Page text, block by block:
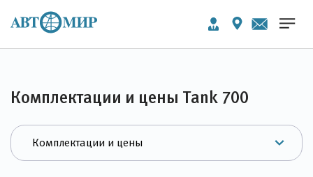
Комплектации и цены Tank 700